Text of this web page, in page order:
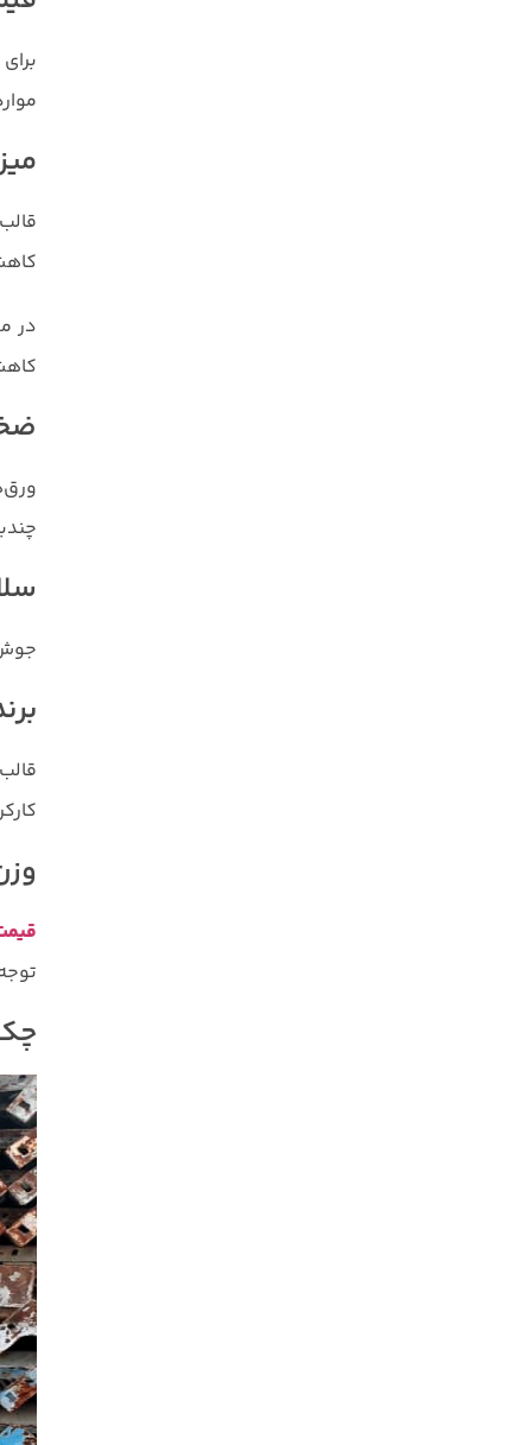
در